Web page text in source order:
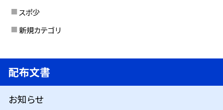
スポ少
新規カテゴリ
配布文書
お知らせ